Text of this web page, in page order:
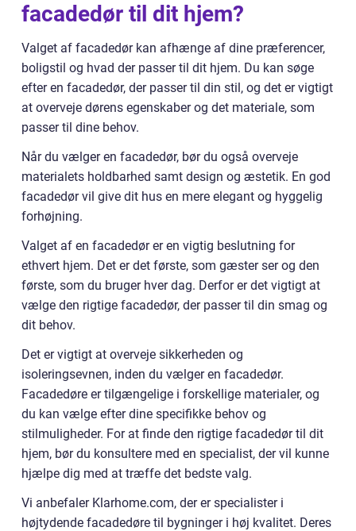
facadedør til dit hjem?
Valget af facadedør kan afhænge af dine præferencer,
boligstil og hvad der passer til dit hjem. Du kan søge
efter en facadedør, der passer til din stil, og det er vigtigt
at overveje dørens egenskaber og det materiale, som
passer til dine behov.
Når du vælger en facadedør, bør du også overveje
materialets holdbarhed samt design og æstetik. En god
facadedør vil give dit hus en mere elegant og hyggelig
forhøjning.
Valget af en facadedør er en vigtig beslutning for
ethvert hjem. Det er det første, som gæster ser og den
første, som du bruger hver dag. Derfor er det vigtigt at
vælge den rigtige facadedør, der passer til din smag og
dit behov.
Det er vigtigt at overveje sikkerheden og
isoleringsevnen, inden du vælger en facadedør.
Facadedøre er tilgængelige i forskellige materialer, og
du kan vælge efter dine specifikke behov og
stilmuligheder. For at finde den rigtige facadedør til dit
hjem, bør du konsultere med en specialist, der vil kunne
hjælpe dig med at træffe det bedste valg.
Vi anbefaler Klarhome.com, der er specialister i
højtydende facadedøre til bygninger i høj kvalitet. Deres